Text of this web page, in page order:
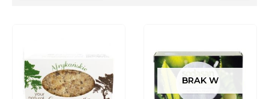
BRAK W